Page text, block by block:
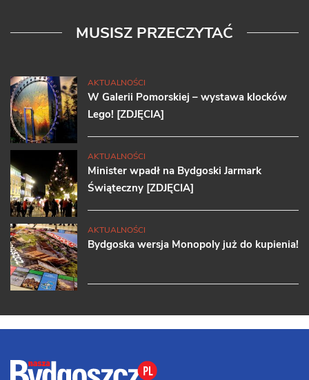
MUSISZ PRZECZYTAĆ
AKTUALNOŚCI
W Galerii Pomorskiej – wystawa klocków
Lego! [ZDJĘCIA]
AKTUALNOŚCI
Minister wpadł na Bydgoski Jarmark
Świąteczny [ZDJĘCIA]
AKTUALNOŚCI
Bydgoska wersja Monopoly już do kupienia!